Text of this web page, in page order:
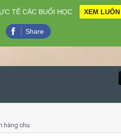
nghiệp
TẾ CÁC BUỔI HỌC XEM LUÔN
Share